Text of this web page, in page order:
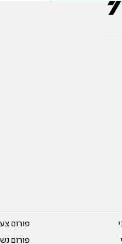
פורום
פורום